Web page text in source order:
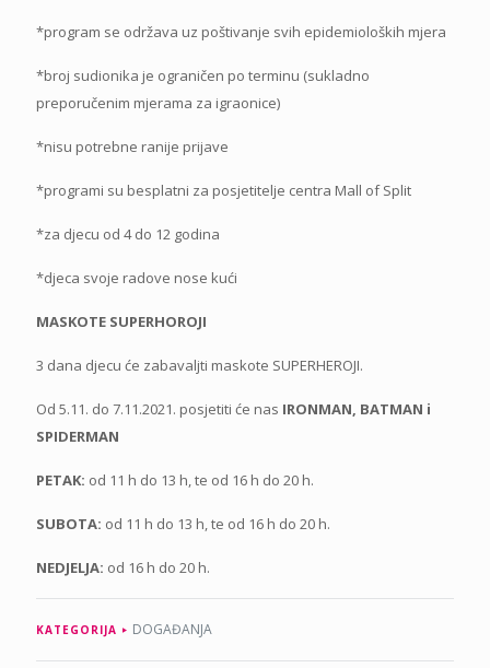
*program se održava uz poštivanje svih epidemioloških mjera
*broj sudionika je ograničen po terminu (sukladno
preporučenim mjerama za igraonice)
*nisu potrebne ranije prijave
*programi su besplatni za posjetitelje centra Mall of Split
*za djecu od 4 do 12 godina
*djeca svoje radove nose kući
MASKOTE SUPERHOROJI
3 dana djecu će zabavaljti maskote SUPERHEROJI.
Od 5.11. do 7.11.2021. posjetiti će nas IRONMAN, BATMAN i
SPIDERMAN
PETAK: od 11 h do 13 h, te od 16 h do 20 h.
SUBOTA: od 11 h do 13 h, te od 16 h do 20 h.
NEDJELJA: od 16 h do 20 h.
KATEGORIJA DOGAĐANJA